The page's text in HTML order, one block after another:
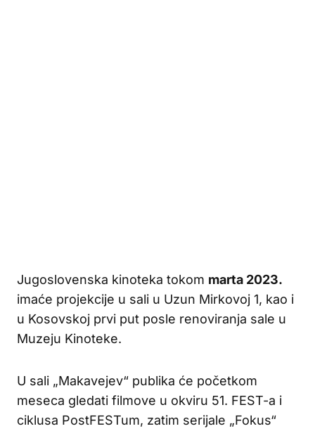
Jugoslovenska kinoteka tokom marta 2023.
imaće projekcije u sali u Uzun Mirkovoj 1, kao i
u Kosovskoj prvi put posle renoviranja sale u
Muzeju Kinoteke.
U sali „Makavejev“ publika će početkom
meseca gledati filmove u okviru 51. FEST-a i
ciklusa PostFESTum, zatim serijale „Fokus“